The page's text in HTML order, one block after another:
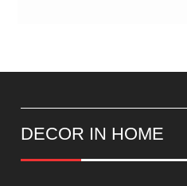
DECOR IN HOME